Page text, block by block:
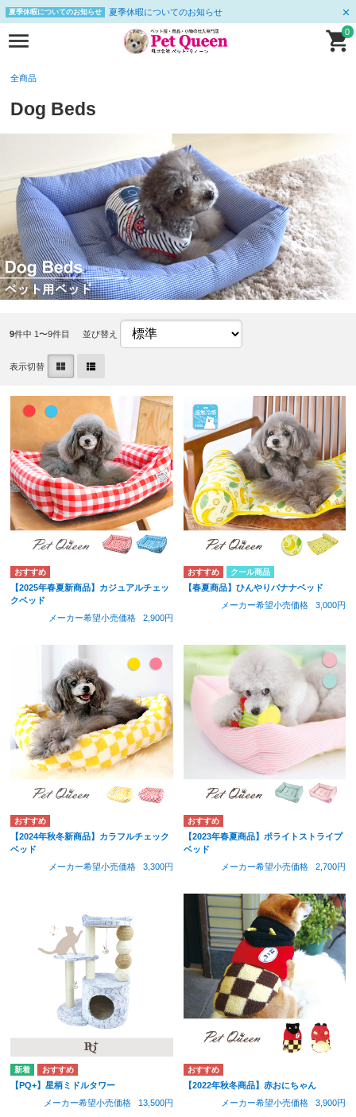
夏季休暇についてのお知らせ 夏季休暇についてのお知らせ
0
全商品
Dog Beds
9件中 1〜9件目 並び替え
表示切替
【2025年春夏新商品】カジュアルチェッ
クベッド
メーカー希望小売価格
2,900円
クール商品
【春夏商品】ひんやりバナナベッド
メーカー希望小売価格
3,000円
【2024年秋冬新商品】カラフルチェック
ベッド
メーカー希望小売価格
3,300円
【2023年春夏商品】ポライトストライプ
ベッド
メーカー希望小売価格
2,700円
【PQ+】星柄ミドルタワー
メーカー希望小売価格
13,500円
【2022年秋冬商品】赤おにちゃん
メーカー希望小売価格
3,900円